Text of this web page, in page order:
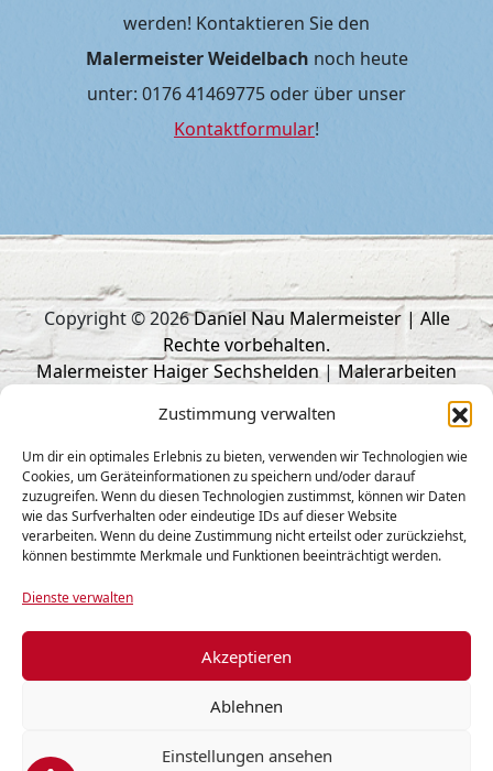
Zustimmung verwalten
Um dir ein optimales Erlebnis zu bieten, verwenden wir Technologien wie
Cookies, um Geräteinformationen zu speichern und/oder darauf
zuzugreifen. Wenn du diesen Technologien zustimmst, können wir Daten
wie das Surfverhalten oder eindeutige IDs auf dieser Website
verarbeiten. Wenn du deine Zustimmung nicht erteilst oder zurückziehst,
können bestimmte Merkmale und Funktionen beeinträchtigt werden.
Dienste verwalten
Akzeptieren
Ablehnen
Einstellungen ansehen
werden! Kontaktieren Sie den
Malermeister Weidelbach noch heute
unter: 0176 41469775 oder über unser
Kontaktformular!
Copyright © 2026Daniel Nau Malermeister | Alle
Rechte vorbehalten.
Malermeister Haiger Sechshelden| Malerarbeiten
Malerbetrieb Haiger|
Fliesenleger Haiger
responsive webdesignbyintermedia
Aktuelles
Kontakt
Barrierefreiheitserklärung
Cookie-Richtlinie (EU)
Impressum